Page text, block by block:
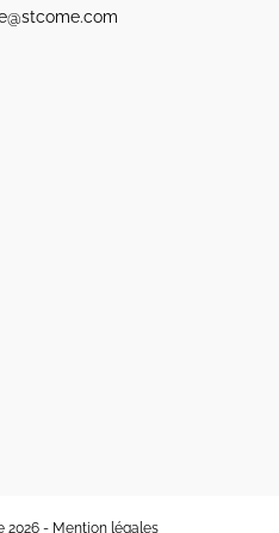
2026 - Mention légales